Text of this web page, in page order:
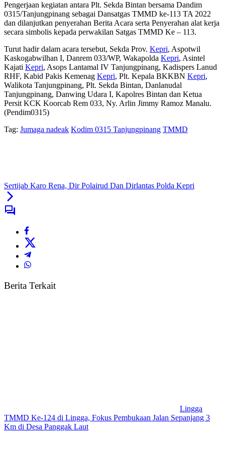
Pengerjaan kegiatan antara Plt. Sekda Bintan bersama Dandim
0315/Tanjungpinang sebagai Dansatgas TMMD ke-113 TA 2022
dan dilanjutkan penyerahan Berita Acara serta Penyerahan alat kerja
secara simbolis kepada perwakilan Satgas TMMD Ke – 113.
Turut hadir dalam acara tersebut, Sekda Prov. Kepri, Aspotwil
Kaskogabwilhan I, Danrem 033/WP, Wakapolda Kepri, Asintel
Kajati Kepri, Asops Lantamal IV Tanjungpinang, Kadispers Lanud
RHF, Kabid Pakis Kemenag Kepri, Plt. Kepala BKKBN Kepri,
Walikota Tanjungpinang, Plt. Sekda Bintan, Danlanudal
Tanjungpinang, Danwing Udara I, Kapolres Bintan dan Ketua
Persit KCK Koorcab Rem 033, Ny. Arlin Jimmy Ramoz Manalu.
(Pendim0315)
Tag: Jumaga nadeak Kodim 0315 Tanjungpinang TMMD
Sertijab Karo Rena, Dir Polairud Dan Dirlantas Polda Kepri
Berita Terkait
Lingga
TMMD Ke-124 di Lingga, Fokus Pembukaan Jalan Sepanjang 3
Km di Desa Panggak Laut